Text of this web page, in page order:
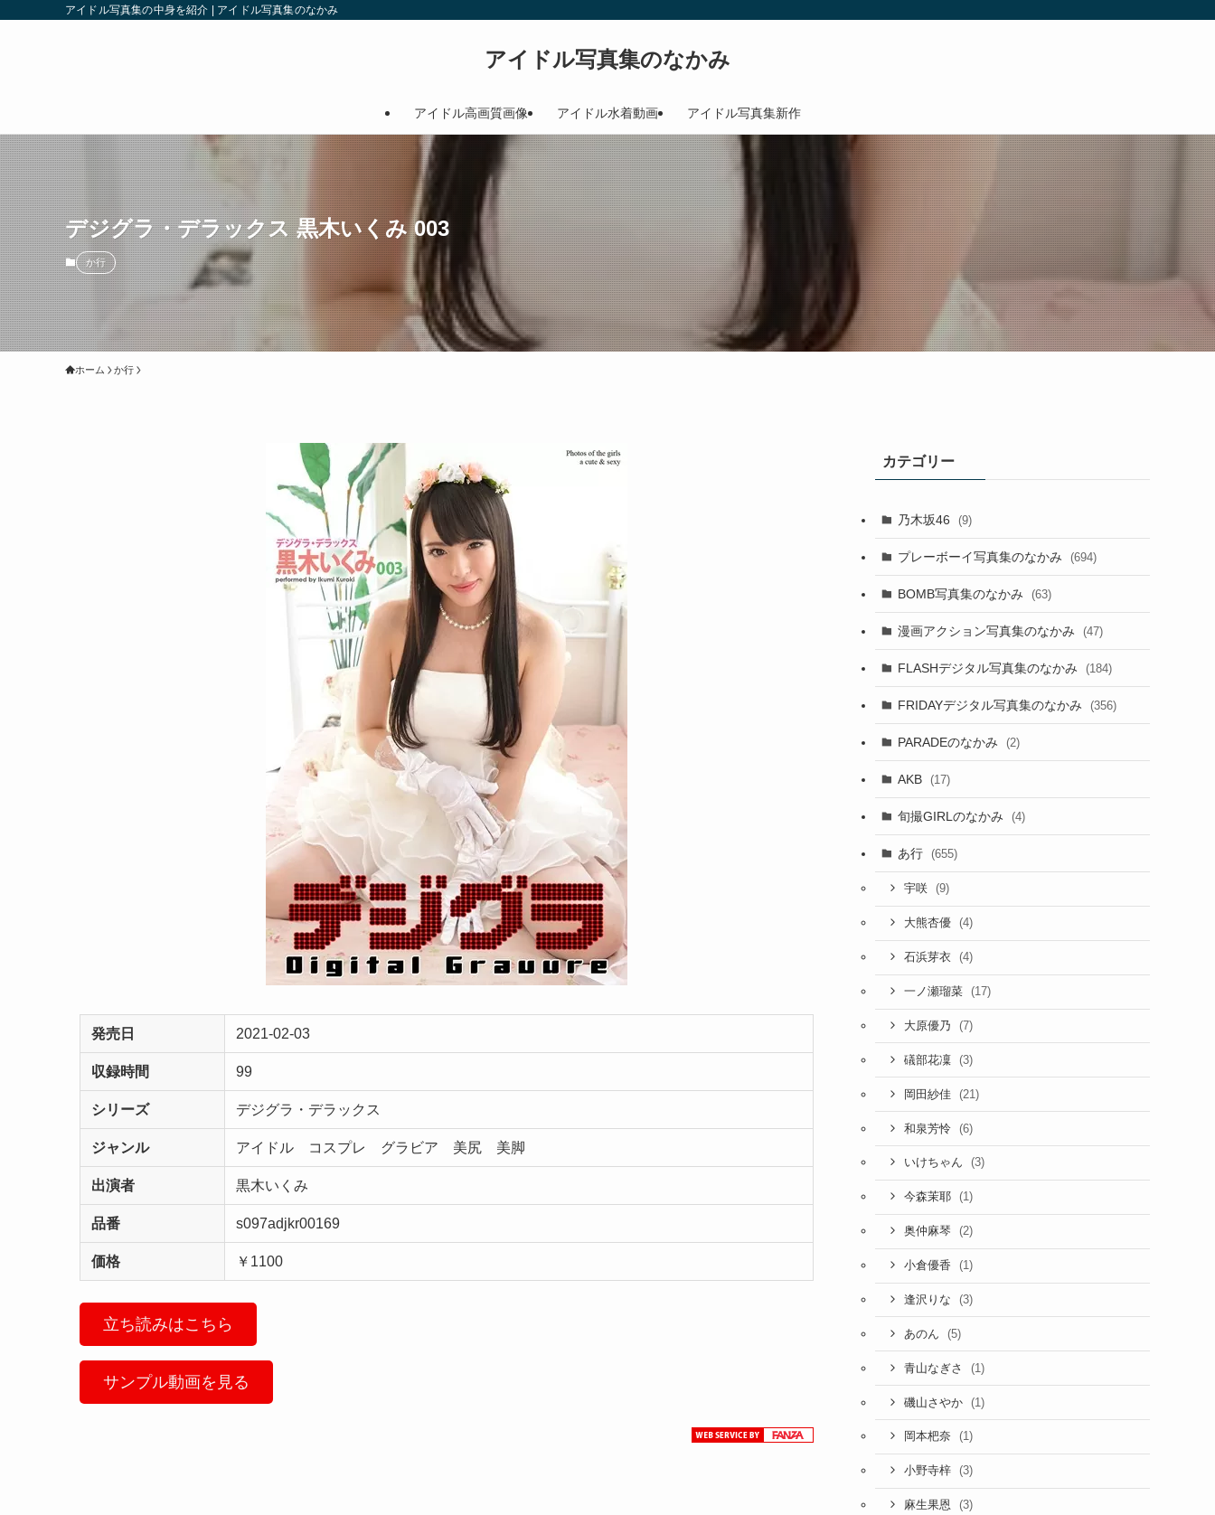
アイドル写真集の中身を紹介 | アイドル写真集のなかみ
アイドル写真集のなかみ
アイドル高画質画像 アイドル水着動画 アイドル写真集新作
デジグラ・デラックス 黒木いくみ 003
か行
ホーム か行
発売日 2021-02-03
収録時間 99
シリーズ デジグラ・デラックス
ジャンル アイドル コスプレ グラビア 美尻 美脚
出演者 黒木いくみ
品番 s097adjkr00169
価格 ￥1100
立ち読みはこちら
サンプル動画を見る
カテゴリー
乃木坂46 (9)
プレーボーイ写真集のなかみ (694)
BOMB写真集のなかみ (63)
漫画アクション写真集のなかみ (47)
FLASHデジタル写真集のなかみ (184)
FRIDAYデジタル写真集のなかみ (356)
PARADEのなかみ (2)
AKB (17)
旬撮GIRLのなかみ (4)
あ行 (655)
宇咲 (9)
大熊杏優 (4)
石浜芽衣 (4)
一ノ瀬瑠菜 (17)
大原優乃 (7)
礒部花凜 (3)
岡田紗佳 (21)
和泉芳怜 (6)
いけちゃん (3)
今森茉耶 (1)
奥仲麻琴 (2)
小倉優香 (1)
逢沢りな (3)
あのん (5)
青山なぎさ (1)
磯山さやか (1)
岡本杷奈 (1)
小野寺梓 (3)
麻生果恩 (3)